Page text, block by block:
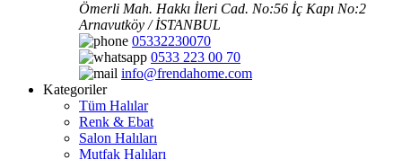
Ömerli Mah. Hakkı İleri Cad. No:56 İç Kapı No:2
Arnavutköy / İSTANBUL
05332230070
0533 223 00 70
info@frendahome.com
Kategoriler
Tüm Halılar
Renk & Ebat
Salon Halıları
Mutfak Halıları